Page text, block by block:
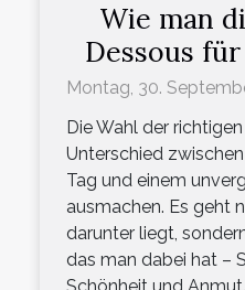
Wie man
Dessous
Montag, 30.
Die Wahl der
Unterschied
Tag und einem
ausmachen. Es geht
darunter liegt,
das man dabei hat –